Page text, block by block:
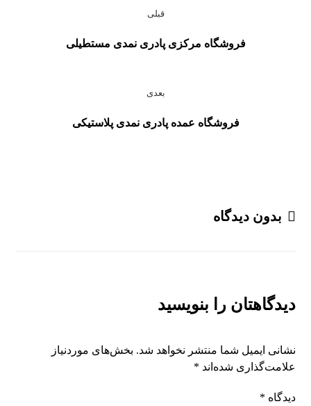
قبلی
فروشگاه مرکزی پادری نمدی مستطیلی
بعدی
فروشگاه عمده پادری نمدی پلاستیکی
بدون دیدگاه
دیدگاهتان را بنویسید
نشانی ایمیل شما منتشر نخواهد شد. بخش‌های موردنیاز
علامت‌گذاری شده‌اند *
دیدگاه *